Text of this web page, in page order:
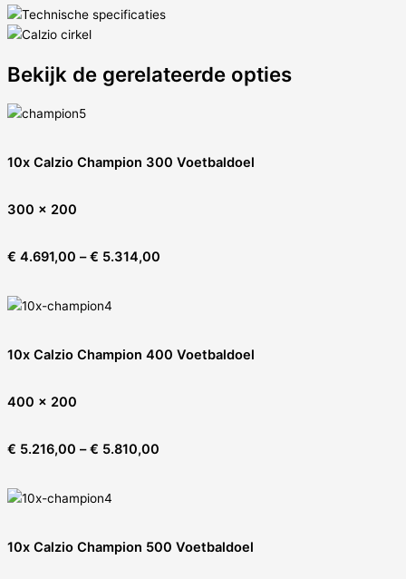
Bekijk de gerelateerde opties
10x Calzio Champion 300 Voetbaldoel
300 x 200
€ 4.691,00 –€ 5.314,00
10x Calzio Champion 400 Voetbaldoel
400 x 200
€ 5.216,00 –€ 5.810,00
10x Calzio Champion 500 Voetbaldoel